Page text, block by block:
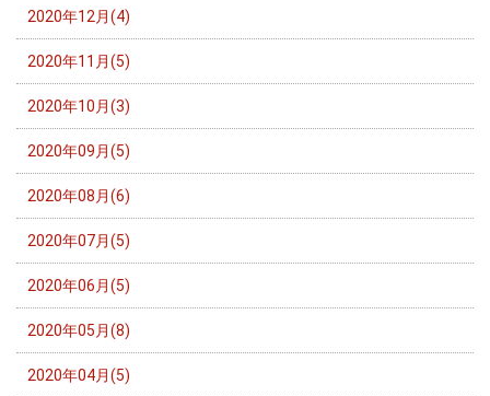
2020年12月(4)
2020年11月(5)
2020年10月(3)
2020年09月(5)
2020年08月(6)
2020年07月(5)
2020年06月(5)
2020年05月(8)
2020年04月(5)